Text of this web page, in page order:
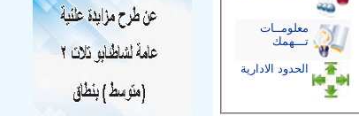
معلومــات
تـــهمك
الحدود الادارية